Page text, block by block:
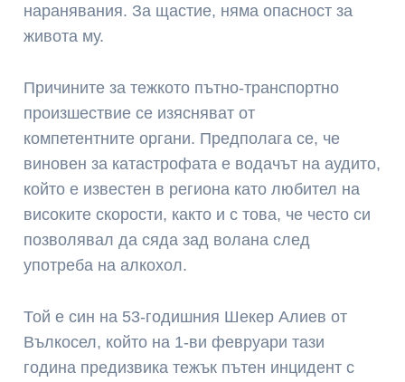
наранявания. За щастие, няма опасност за
живота му.
Причините за тежкото пътно-транспортно
произшествие се изясняват от
компетентните органи. Предполага се, че
виновен за катастрофата е водачът на аудито,
който е известен в региона като любител на
високите скорости, както и с това, че често си
позволявал да сяда зад волана след
употреба на алкохол.
Той е син на 53-годишния Шекер Алиев от
Вълкосел, който на 1-ви февруари тази
година предизвика тежък пътен инцидент с